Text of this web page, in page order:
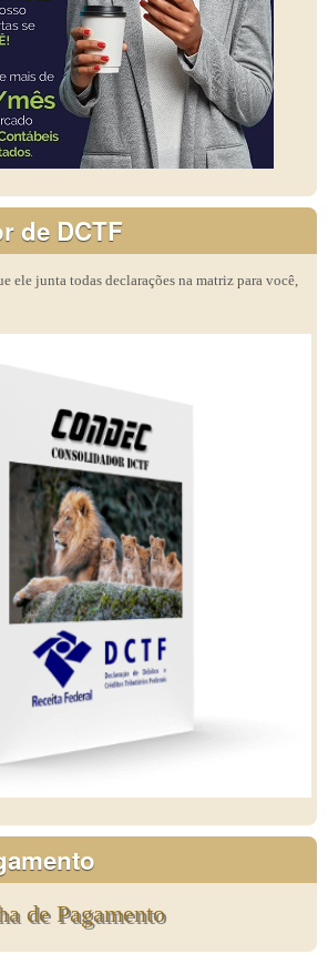
de DCTF
ele junta todas declarações na matriz para você,
de Pagamento